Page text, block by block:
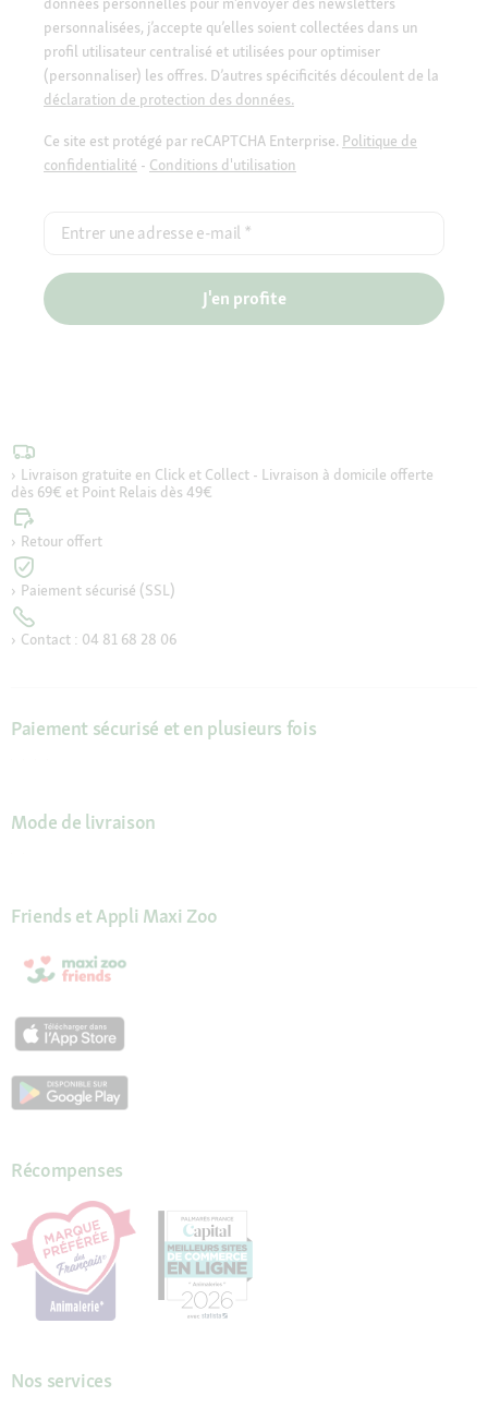
personnalisées, j’accepte qu’elles soient collectées dans un
profil utilisateur centralisé et utilisées pour optimiser
(personnaliser) les offres. D’autres spécificités découlent de la
déclaration de protection des données.
Ce site est protégé par reCAPTCHA Enterprise. Politique de
confidentialité - Conditions d'utilisation
Entrer une adresse e-mail *
J'en profite
Livraison gratuite en Click et Collect - Livraison à domicile offerte
dès 69€ et Point Relais dès 49€
Retour offert
Paiement sécurisé (SSL)
Contact : 04 81 68 28 06
Paiement sécurisé et en plusieurs fois
Mode de livraison
Friends et Appli Maxi Zoo
Récompenses
Nos services